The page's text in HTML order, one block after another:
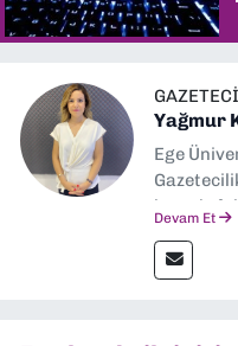
GAZETECI
Yağmur
Ege
hem de
İletişim”
Devam Et